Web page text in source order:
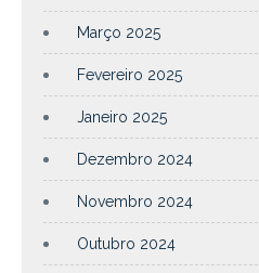
Março 2025
Fevereiro 2025
Janeiro 2025
Dezembro 2024
Novembro 2024
Outubro 2024